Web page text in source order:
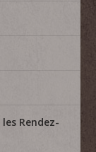
Rendez-